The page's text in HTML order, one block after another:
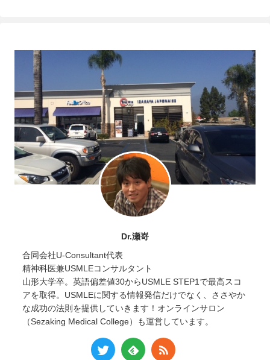
Dr.瀬嵜
合同会社U-Consultant代表
精神科医兼USMLEコンサルタント
山形大学卒。英語偏差値30からUSMLE STEP1で最高スコ
アを取得。USMLEに関する情報発信だけでなく、ささやか
な成功の法則を提供していきます！オンラインサロン
（Sezaking Medical College）も運営しています。